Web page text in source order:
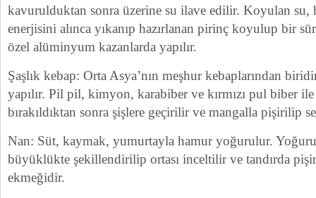
kavurulduktan sonra üzerine su ilave edilir. Koyulan su,
enerjisini alınca yıkanıp hazırlanan pirinç koyulup bir
özel alüminyum kazanlarda yapılır.
Şaşlık kebap: Orta Asya’nın meşhur kebaplarından
yapılır. Pil pil, kimyon, karabiber ve kırmızı pul biber ile
bırakıldıktan sonra şişlere geçirilir ve mangalla pişirilip
Nan: Süt, kaymak, yumurtayla hamur yoğurulur.
büyüklükte şekillendirilip ortası inceltilir ve tandırda
ekmeğidir.